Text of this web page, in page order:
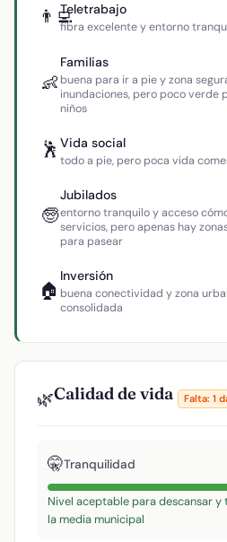
👨‍💻Teletrabajo
fibra excelente y entorno
👶
Familias
buena para ir a pie y zona
inundaciones, pero poco verde
niños
🕺 Vida social
todo a pie, pero poca vida
🧓
Jubilados
entorno tranquilo y acceso
servicios, pero apenas hay
para pasear
🏠
Inversión
buena conectividad y zona
consolidada
🌿Calidad de vida Falta: 1
🤫Tranquilidad
Nivel aceptable para descansar
la media municipal